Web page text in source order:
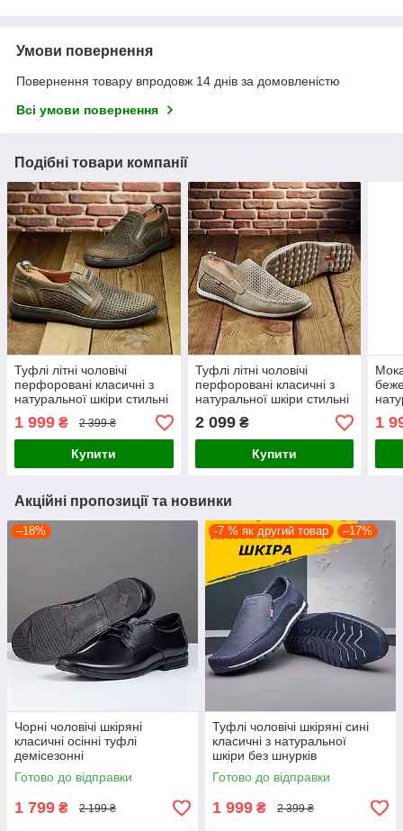
Умови повернення
Повернення товару впродовж 14 днів за домовленістю
Всі умови повернення
Подібні товари компанії
Туфлі літні чоловічі
перфоровані класичні з
натуральної шкіри стильні
оливкові на літо
1 999 ₴ 2 399 ₴
Купити
Туфлі літні чоловічі
перфоровані класичні з
натуральної шкіри стильні
бежеві без шнурків на літо
2 099₴
Купити
1
Акційні пропозиції та новинки
–18%
Чорні чоловічі шкіряні
класичні осінні туфлі
демісезонні
Готово до відправки
1 799 ₴ 2 199 ₴
-7 % як другий товар –17%
Туфлі чоловічі шкіряні сині
класичні з натуральної
шкіри без шнурків
Готово до відправки
1 999 ₴ 2 399 ₴